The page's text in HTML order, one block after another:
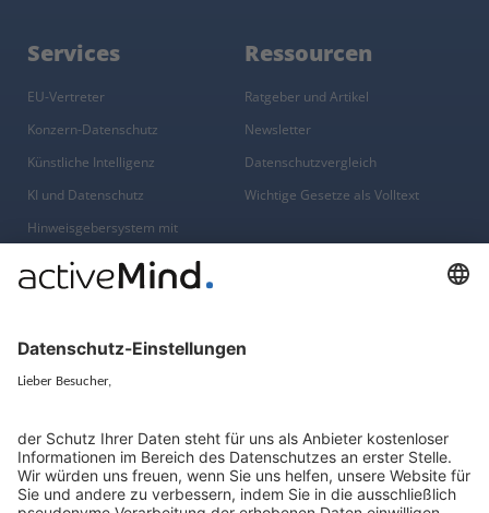
Services
EU-Vertreter
Konzern-Datenschutz
Künstliche Intelligenz
KI und Datenschutz
Hinweisgebersystem mit
Whistleblowing-Ombudsperson
Ressourcen
Ratgeber und Artikel
Newsletter
Datenschutzvergleich
Wichtige Gesetze als Volltext
Über uns
Unsere Experten
Presse, Medien & Events
Datenschutzhinweise
activeMind AG (Deutschland)
Königreich)
Compliance-Portal
Online-Schulungs-Portal